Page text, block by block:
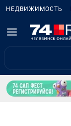
НЕДВИЖИМОСТЬ